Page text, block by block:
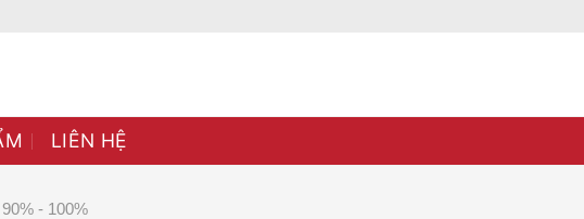
LIÊN HỆ
- 100%